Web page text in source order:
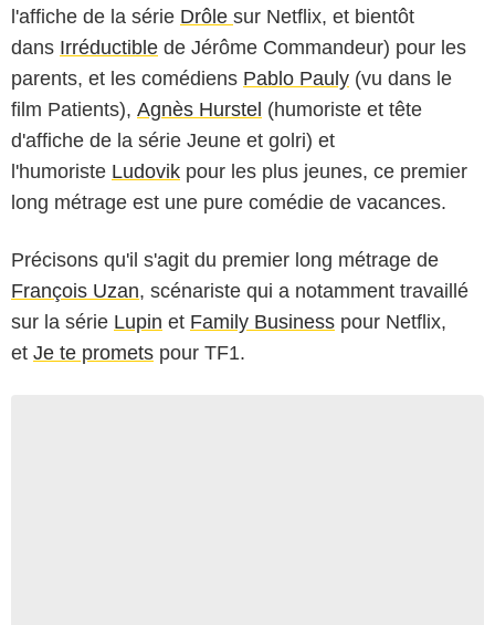
l'affiche de la série Drôle sur Netflix, et bientôt
dans Irréductible de Jérôme Commandeur) pour les
parents, et les comédiens Pablo Pauly (vu dans le
film Patients), Agnès Hurstel (humoriste et tête
d'affiche de la série Jeune et golri) et
l'humoriste Ludovik pour les plus jeunes, ce premier
long métrage est une pure comédie de vacances.
Précisons qu'il s'agit du premier long métrage de
François Uzan, scénariste qui a notamment travaillé
sur la série Lupin et Family Business pour Netflix,
et Je te promets pour TF1.